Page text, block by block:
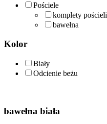
Pościele
komplety pościeli
bawełna
Kolor
Biały
Odcienie beżu
bawełna biała